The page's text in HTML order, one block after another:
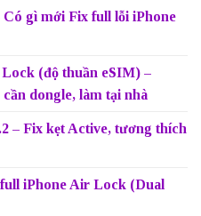
gì mới Fix full lỗi iPhone
(độ thuần eSIM) –
dongle, làm tại nhà
– Fix kẹt Active, tương thích
iPhone Air Lock (Dual